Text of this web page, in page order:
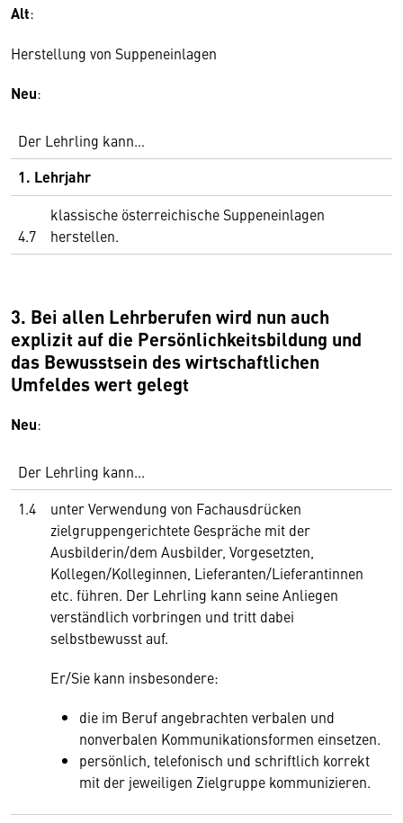
Alt:
Herstellung von Suppeneinlagen
Neu:
Der Lehrling kann…
1. Lehrjahr
4.7
klassische österreichische Suppeneinlagen
herstellen.
3. Bei allen Lehrberufen wird nun auch
explizit auf die Persönlichkeitsbildung und
das Bewusstsein des wirtschaftlichen
Umfeldes wert gelegt
Neu:
Der Lehrling kann...
1.4
unter Verwendung von Fachausdrücken
zielgruppengerichtete Gespräche mit der
Ausbilderin/dem Ausbilder, Vorgesetzten,
Kollegen/Kolleginnen, Lieferanten/Lieferantinnen
etc. führen. Der Lehrling kann seine Anliegen
verständlich vorbringen und tritt dabei
selbstbewusst auf.
Er/Sie kann insbesondere:
die im Beruf angebrachten verbalen und
nonverbalen Kommunikationsformen einsetzen.
persönlich, telefonisch und schriftlich korrekt
mit der jeweiligen Zielgruppe kommunizieren.